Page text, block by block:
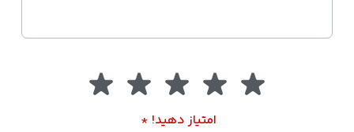
امتیاز دهید! *